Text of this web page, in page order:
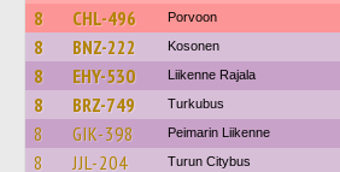
8 CHL-496 Porvoon
8 BNZ-222 Kosonen
8 EHY-530 Liikenne Rajala
8 BRZ-749 Turkubus
8 GIK-398 Peimarin Liikenne
8 JJL-204 Turun Citybus